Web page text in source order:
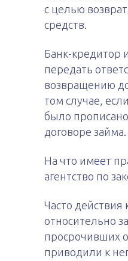
с целью
средств.
Банк-кредитор
передать
возвращению
том случае,
было
договоре займа.
На что имеет
агентство по
Часто действия
относительно
просрочивших
приводили к